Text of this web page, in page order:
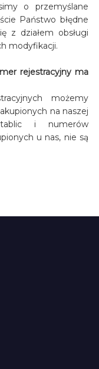
o przemyślane
Państwo błędne
z działem obsługi
modyfikacji.
rejestracyjny ma
możemy
na naszej
i numerów
u nas, nie są